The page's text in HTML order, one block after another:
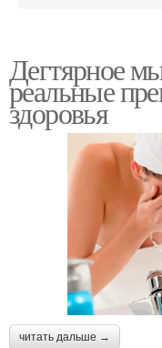
Мыло для кожи
Мыла для
Мыло при сухом
Дегтярное
реальные
здоровья
читать дальше →